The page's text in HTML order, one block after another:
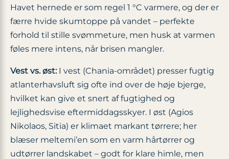
Havet hernede er som regel 1 °C varmere, og der er
færre hvide skumtoppe på vandet – perfekte
forhold til stille svømmeture, men husk at varmen
føles mere intens, når brisen mangler.
Vest vs. øst:I vest (Chania-området) presser fugtig
atlanterhavsluft sig ofte ind over de høje bjerge,
hvilket kan give et snert af fugtighed og
lejlighedsvise eftermiddags­skyer. I øst (Agios
Nikolaos, Sitia) er klimaet markant tørrere; her
blæser meltemi’en som en varm hårtørrer og
udtørrer landskabet – godt for klare himle, men